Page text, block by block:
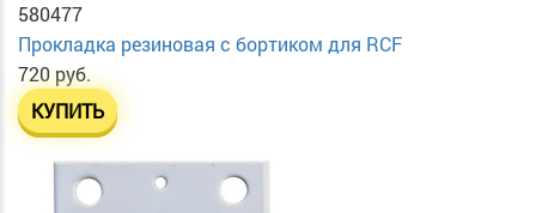
580477
Прокладка резиновая с бортиком для RCF
720 руб.
КУПИТЬ